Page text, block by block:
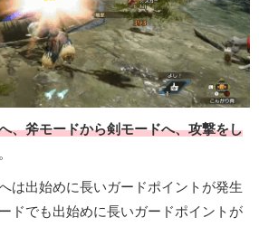
、斧モードから剣モードへ、攻撃をし
は出始めに長いガードポイントが発生
ドでも出始めに長いガードポイントが